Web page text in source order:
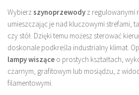
Wybierz szynoprzewody z regulowanymi
umieszczając je nad kluczowymi strefami,
czy stół. Dzięki temu możesz sterować
doskonale podkreśla industrialny klimat.
lampy wiszące o prostych kształtach,
czarnym, grafitowym lub mosiądzu, z
filamentowymi.